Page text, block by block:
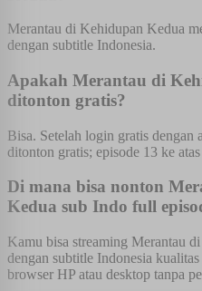
Merantau di Kehidupan Kedua
dengan subtitle Indonesia.
Apakah Merantau di
ditonton gratis?
Bisa. Setelah login gratis dengan
ditonton gratis; episode 13 ke
Di mana bisa nonton
Kedua sub Indo full
Kamu bisa streaming Merantau
dengan subtitle Indonesia
browser HP atau desktop tanpa